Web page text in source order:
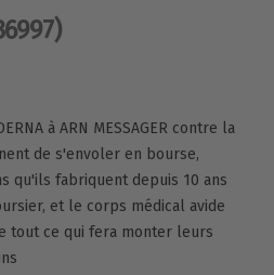
à ARN MESSAGER contre la
de s'envoler en bourse,
qu'ils fabriquent depuis 10 ans
et le corps médical avide
tout ce qui fera monter leurs